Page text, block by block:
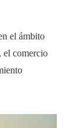
el ámbito
el comercio